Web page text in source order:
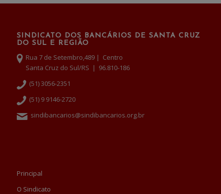
SINDICATO DOS BANCÁRIOS DE SANTA CRUZ
DO SUL E REGIÃO
Rua 7 de Setembro,489 | Centro
Santa Cruz do Sul/RS | 96.810-186
(51) 3056-2351
(51) 9 9146-2720
sindibancarios@sindibancarios.org.br
Principal
O Sindicato